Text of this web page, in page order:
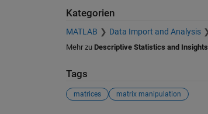
Kategorien
MATLAB Data Import and Analysis
Mehr zu Descriptive Statistics and Insights
Tags
matrices matrix manipulation